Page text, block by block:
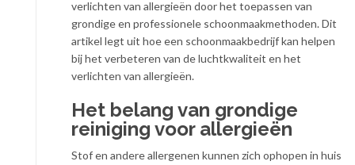
verlichten van allergieën door het toepassen van
grondige en professionele schoonmaakmethoden. Dit
artikel legt uit hoe een schoonmaakbedrijf kan helpen
bij het verbeteren van de luchtkwaliteit en het
verlichten van allergieën.
Het belang van grondige
reiniging voor allergieën
Stof en andere allergenen kunnen zich ophopen in huis